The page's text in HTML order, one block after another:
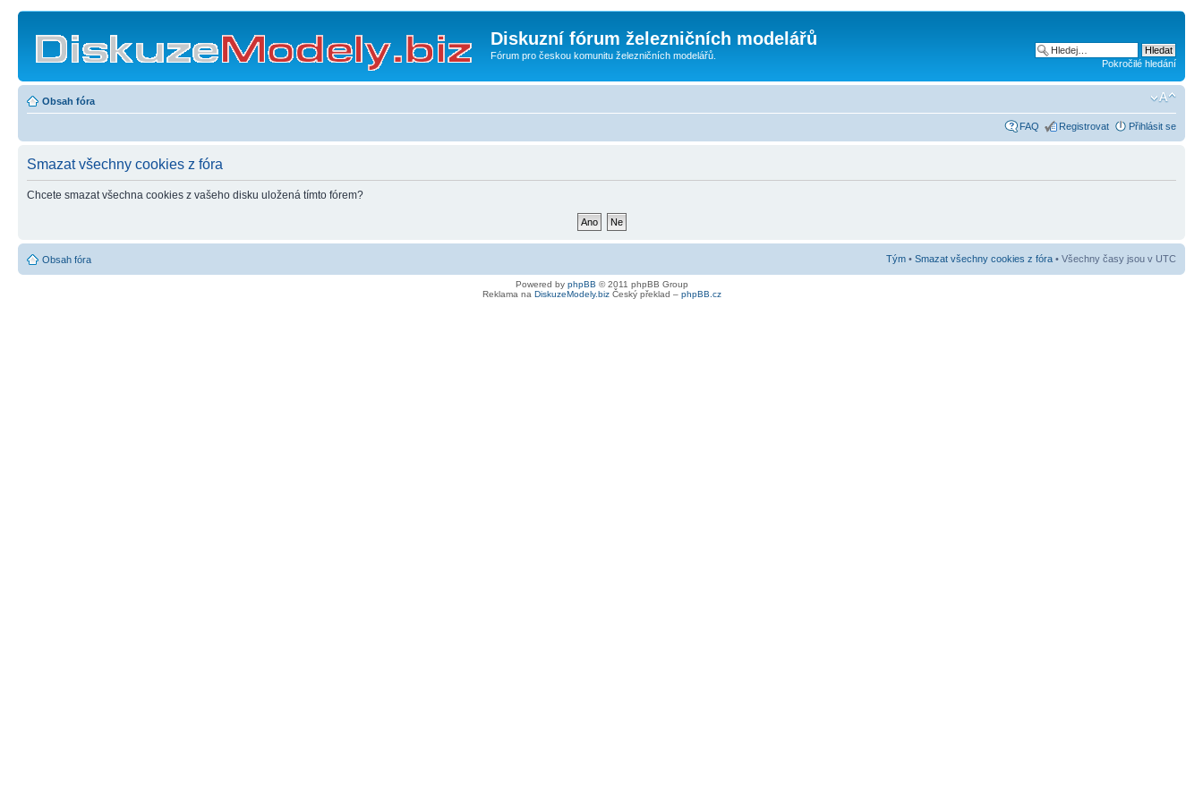
Diskuzní fórum železničních modelářů
Fórum pro českou komunitu železničních modelářů.
Pokročilé hledání
Obsah fóra
FAQ Registrovat Přihlásit se
Smazat všechny cookies z fóra
Chcete smazat všechna cookies z vašeho disku uložená tímto fórem?
Obsah fóra Tým • Smazat všechny cookies z fóra • Všechny časy jsou v UTC
Powered by phpBB © 2011 phpBB Group
Reklama na DiskuzeModely.bizČeský překlad – phpBB.cz